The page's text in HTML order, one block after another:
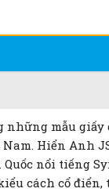
những mẫu giấy
Hiển Anh
nổi tiếng
cách cổ